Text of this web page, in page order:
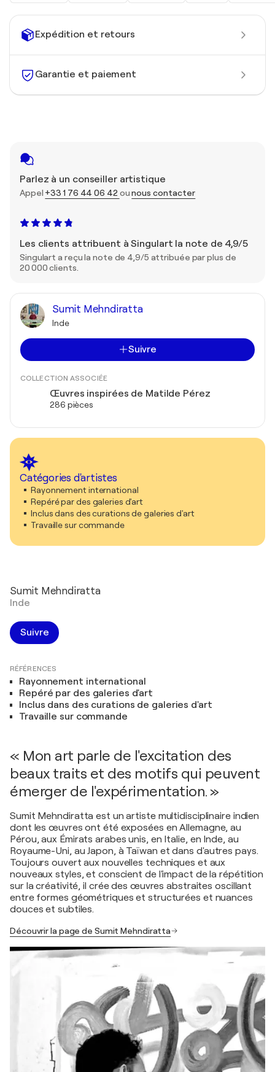
Expédition et retours
Garantie et paiement
Parlez à un conseiller artistique
Appel +33 1 76 44 06 42 ounous contacter
Les clients attribuent à Singulart la note de 4,9/5
Singulart a reçu la note de 4,9/5 attribuée par plus de
20 000 clients.
Sumit Mehndiratta
Inde
Suivre
COLLECTION ASSOCIÉE
Œuvres inspirées de Matilde Pérez
286 pièces
Catégories d'artistes
Rayonnement international
Repéré par des galeries d'art
Inclus dans des curations de galeries d'art
Travaille sur commande
Sumit Mehndiratta
Inde
Suivre
RÉFÉRENCES
Rayonnement international
Repéré par des galeries d'art
Inclus dans des curations de galeries d'art
Travaille sur commande
« Mon art parle de l'excitation des
beaux traits et des motifs qui peuvent
émerger de l'expérimentation. »
Sumit Mehndiratta est un artiste multidisciplinaire indien
dont les œuvres ont été exposées en Allemagne, au
Pérou, aux Émirats arabes unis, en Italie, en Inde, au
Royaume-Uni, au Japon, à Taïwan et dans d'autres pays.
Toujours ouvert aux nouvelles techniques et aux
nouveaux styles, et conscient de l'impact de la répétition
sur la créativité, il crée des œuvres abstraites oscillant
entre formes géométriques et structurées et nuances
douces et subtiles.
Découvrir la page de Sumit Mehndiratta